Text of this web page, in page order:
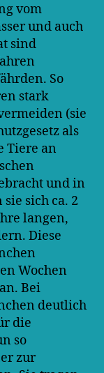
vom
und auch
sind
So
stark
(sie
als
Tiere an
und in
sich ca. 2
langen,
Diese
Wochen
Bei
deutlich
die
so
zur